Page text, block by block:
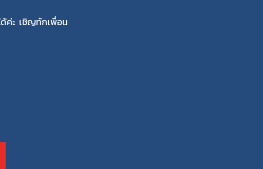
ด้ค่ะ เชิญทักเพื่อน